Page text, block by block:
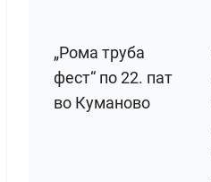
„Рома труба
фест“ по 22. пат
во Куманово